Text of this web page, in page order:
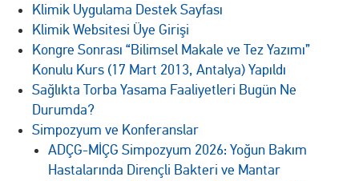
Klimik Uygulama Destek Sayfası
Klimik Websitesi Üye Girişi
Kongre Sonrası “Bilimsel Makale ve Tez Yazımı”
Konulu Kurs (17 Mart 2013, Antalya) Yapıldı
Sağlıkta Torba Yasama Faaliyetleri Bugün Ne
Durumda?
Simpozyum ve Konferanslar
ADÇG-MİÇG Simpozyum 2026: Yoğun Bakım
Hastalarında Dirençli Bakteri ve Mantar